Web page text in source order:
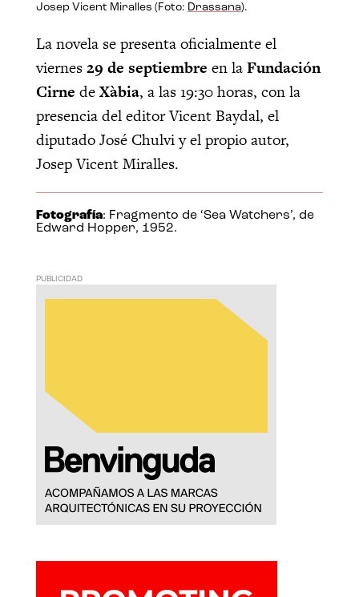
Josep Vicent Miralles (Foto: Drassana).
La novela se presenta oficialmente el
viernes29 de septiembre en laFundación
Cirne deXàbia, a las 19:30 horas, con la
presencia del editor Vicent Baydal, el
diputado José Chulvi y el propio autor,
Josep Vicent Miralles.
Fotografía: Fragmento de ‘Sea Watchers’, de
Edward Hopper, 1952.
PUBLICIDAD